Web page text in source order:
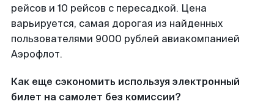
рейсов и 10 рейсов с пересадкой. Цена
варьируется, самая дорогая из найденных
пользователями 9000 рублей авиакомпанией
Аэрофлот.
Как еще сэкономить используя электронный
билет на самолет без комиссии?